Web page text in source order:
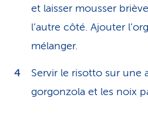
et laisser mousser
l’autre côté. Ajouter
mélanger.
Servir le risotto sur une
gorgonzola et les noix